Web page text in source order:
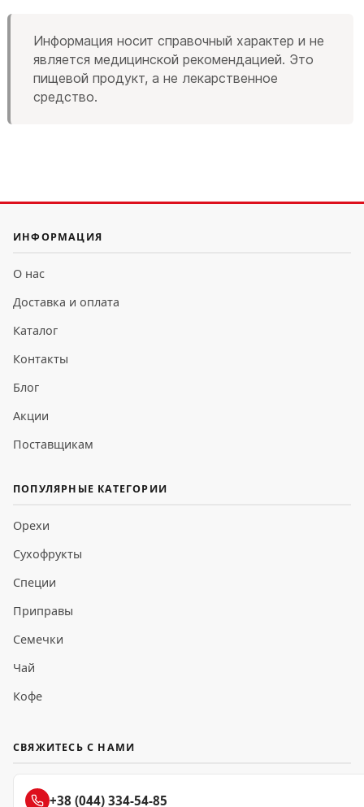
Информация носит справочный характер и не
является медицинской рекомендацией. Это
пищевой продукт, а не лекарственное
средство.
ИНФОРМАЦИЯ
О нас
Доставка и оплата
Каталог
Контакты
Блог
Акции
Поставщикам
ПОПУЛЯРНЫЕ КАТЕГОРИИ
Орехи
Сухофрукты
Специи
Приправы
Семечки
Чай
Кофе
СВЯЖИТЕСЬ С НАМИ
+38 (044) 334-54-85